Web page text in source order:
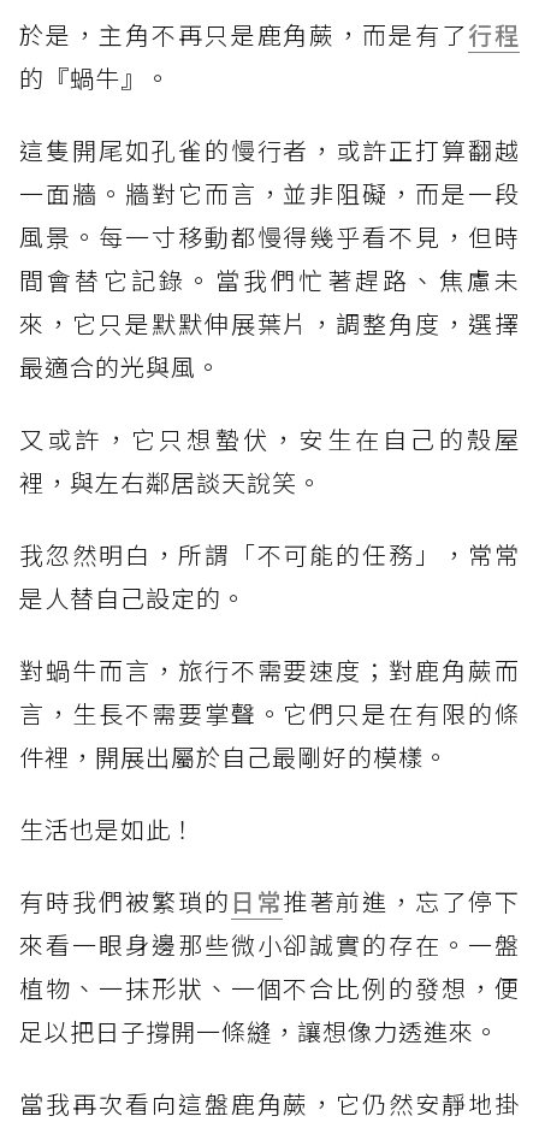
於是，主角不再只是鹿角蕨，而是有了行程
的『蝸牛』。
這隻開尾如孔雀的慢行者，或許正打算翻越
一面牆。牆對它而言，並非阻礙，而是一段
風景。每一寸移動都慢得幾乎看不見，但時
間會替它記錄。當我們忙著趕路、焦慮未
來，它只是默默伸展葉片，調整角度，選擇
最適合的光與風。
又或許，它只想蟄伏，安生在自己的殼屋
裡，與左右鄰居談天說笑。
我忽然明白，所謂「不可能的任務」，常常
是人替自己設定的。
對蝸牛而言，旅行不需要速度；對鹿角蕨而
言，生長不需要掌聲。它們只是在有限的條
件裡，開展出屬於自己最剛好的模樣。
生活也是如此！
有時我們被繁瑣的 日常推著前進，忘了停下
來看一眼身邊那些微小卻誠實的存在。一盤
植物、一抹形狀、一個不合比例的發想，便
足以把日子撐開一條縫，讓想像力透進來。
當我再次看向這盤鹿角蕨，它仍然安靜地掛